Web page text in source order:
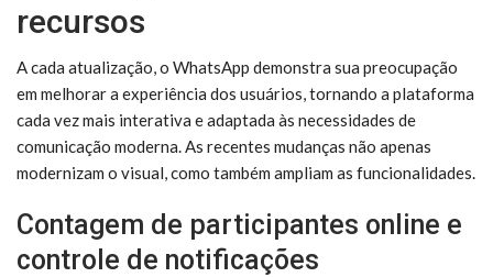
recursos
A cada atualização, o WhatsApp demonstra sua preocupação
em melhorar a experiência dos usuários, tornando a plataforma
cada vez mais interativa e adaptada às necessidades de
comunicação moderna. As recentes mudanças não apenas
modernizam o visual, como também ampliam as funcionalidades.
Contagem de participantes online e
controle de notificações